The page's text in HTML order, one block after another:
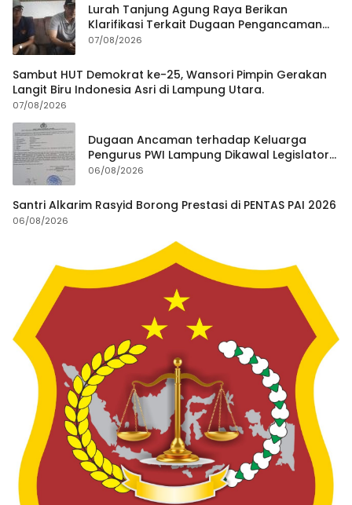
Lurah Tanjung Agung Raya Berikan
Klarifikasi Terkait Dugaan Pengancaman
Antar Warga Yang Berujung Laporan ke
07/08/2026
Sambut HUT Demokrat ke-25, Wansori Pimpin Gerakan
Langit Biru Indonesia Asri di Lampung Utara.
07/08/2026
Dugaan Ancaman terhadap Keluarga
Pengurus PWI Lampung Dikawal Legislator
dan Jurnalis
06/08/2026
Santri Alkarim Rasyid Borong Prestasi di PENTAS PAI 2026
06/08/2026